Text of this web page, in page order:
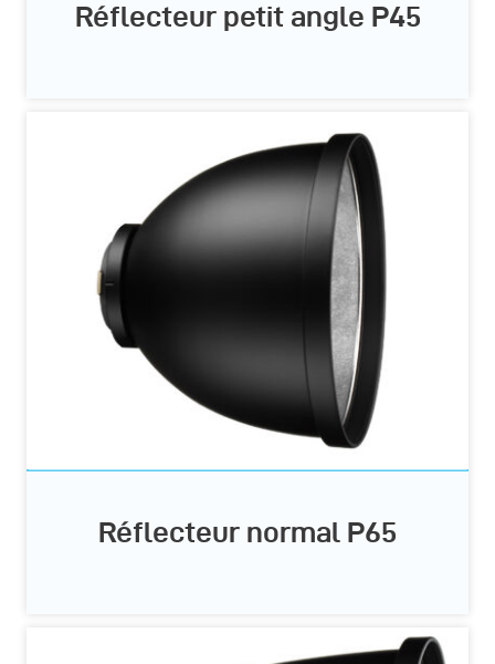
Réflecteur petit angle P45
Réflecteur normal P65